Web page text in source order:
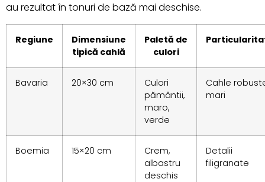
au rezultat în tonuri de bază mai deschise.
Regiune
Dimensiune
tipică cahlă
Paletă de
culori
Bavaria 20×30 cm
Culori
pământii,
maro,
verde
Cahle
mari
Boemia 15×20 cm
Crem,
albastru
deschis
Detalii
filigranate